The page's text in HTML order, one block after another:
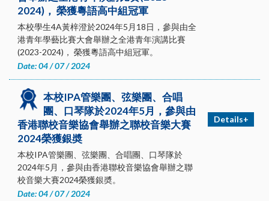
2024)， 榮獲粵語高中組冠軍
本校學生4A黃梓澄於2024年5月18日，參與由全
港青年學藝比賽大會舉辦之全港青年演講比賽
(2023-2024)， 榮獲粵語高中組冠軍。
Date: 04 / 07 / 2024
本校IPA管樂團、弦樂團、合唱
團、口琴隊於2024年5月，參與由
香港聯校音樂協會舉辦之聯校音樂大賽
2024榮獲銀奬
本校IPA管樂團、弦樂團、合唱團、口琴隊於
2024年5月，參與由香港聯校音樂協會舉辦之聯
校音樂大賽2024榮獲銀奬。
Date: 04 / 07 / 2024
Details+